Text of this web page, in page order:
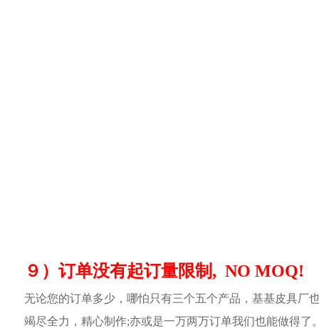
９）订单没有起订量限制, NO MOQ!
无论您的订单多少，哪怕只有三个五个产品，基基皮具厂
竭尽全力，精心制作;亦或是一万两万订单我们也能做得了